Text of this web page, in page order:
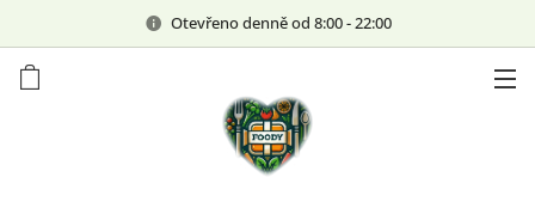
Otevřeno denně od 8:00 - 22:00